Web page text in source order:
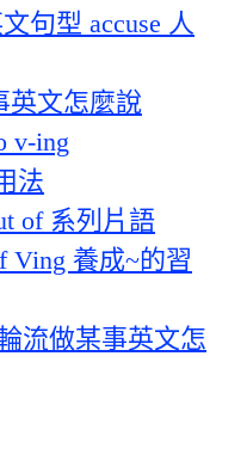
句型 accuse 人
英文怎麼說
v-ing
法
of 系列片語
Ving 養成~的習
流做某事英文怎